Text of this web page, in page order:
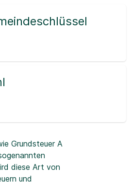
Grundsteuer A
diese Art von
und